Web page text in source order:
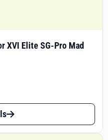
XVI Elite SG-Pro Mad